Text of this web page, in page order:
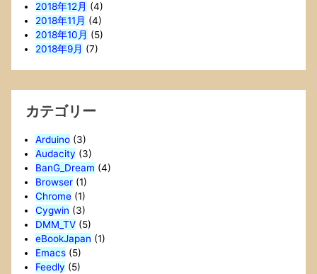
2018年12月 (4)
2018年11月 (4)
2018年10月 (5)
2018年9月 (7)
カテゴリー
Arduino(3)
Audacity (3)
BanG_Dream (4)
Browser(1)
Chrome(1)
Cygwin (3)
DMM_TV(5)
eBookJapan (1)
Emacs(5)
Feedly (5)